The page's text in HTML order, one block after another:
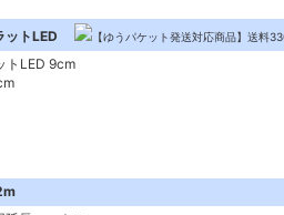
ットLED 【ゆうパケット発送対応商品】送料
トLED 9cm